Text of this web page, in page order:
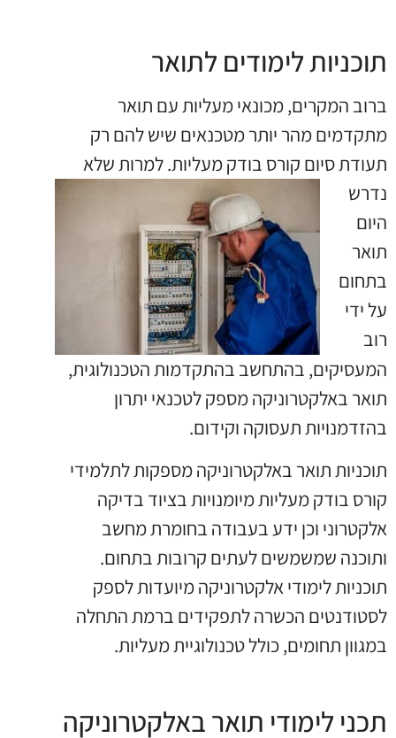
תוכניות לימודים לתואר
ברוב המקרים, מכונאי מעליות עם תואר
מתקדמים מהר יותר מטכנאים שיש להם רק
תעודת סיום קורס בודקמעליות. למרות שלא
נדרש
היום
תואר
בתחום
על ידי
רוב
המעסיקים, בהתחשב בהתקדמות הטכנולוגית,
תואר באלקטרוניקה מספק לטכנאי יתרון
בהזדמנויות תעסוקה וקידום.
תוכניות תואר באלקטרוניקה מספקות לתלמידי
קורס בודק מעליות מיומנויות בציוד בדיקה
אלקטרוני וכן ידע בעבודה בחומרת מחשב
ותוכנה שמשמשים לעתים קרובות בתחום.
תוכניות לימודי אלקטרוניקה מיועדות לספק
לסטודנטים הכשרה לתפקידים ברמת התחלה
במגוון תחומים, כולל טכנולוגיית מעליות.
תכני לימודי תואר באלקטרוניקה